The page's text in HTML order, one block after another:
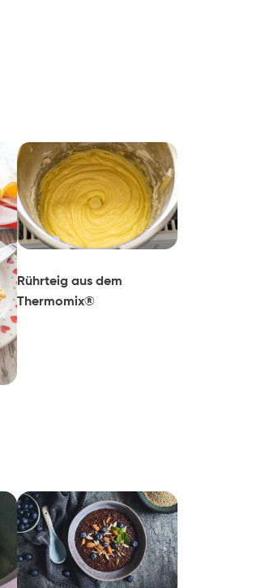
Rührteig aus dem
Thermomix®